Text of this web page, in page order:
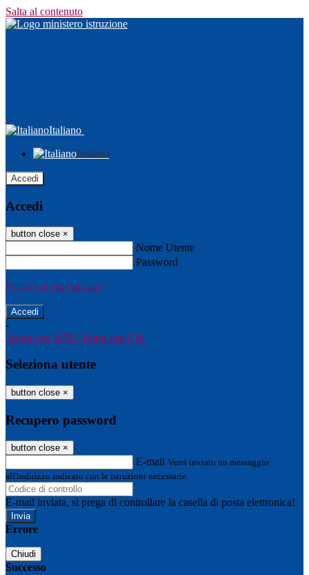
Salta al contenuto
Italiano
Italiano
Accedi
Accedi
button close ×
Nome Utente
Password
Password dimenticata?
-
Entra con SPID Entra con CIE
Seleziona utente
button close ×
Recupero password
button close ×
E-mail Verrà inviato un messaggio
all'indirizzo indicato con le istruzioni necessarie.
E-mail inviata, si prega di controllare la casella di posta elettronica!
Errore
Chiudi
Successo